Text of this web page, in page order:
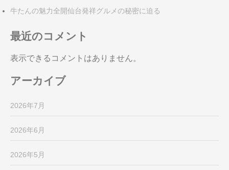
牛たんの魅力全開仙台発祥グルメの秘密に迫る
最近のコメント
表示できるコメントはありません。
アーカイブ
2026年7月
2026年6月
2026年5月